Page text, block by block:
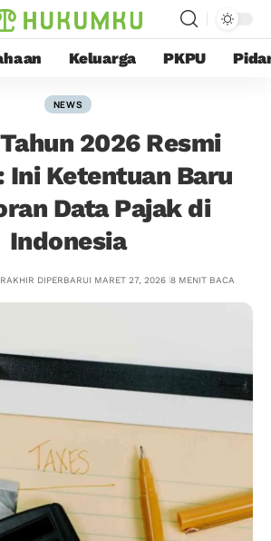
Keluarga PKPU
NEWS
2026 Resmi
Ini Ketentuan Baru
Data Pajak di
Indonesia
DIPERBARUI MARET 27, 2026 8 MENIT BACA